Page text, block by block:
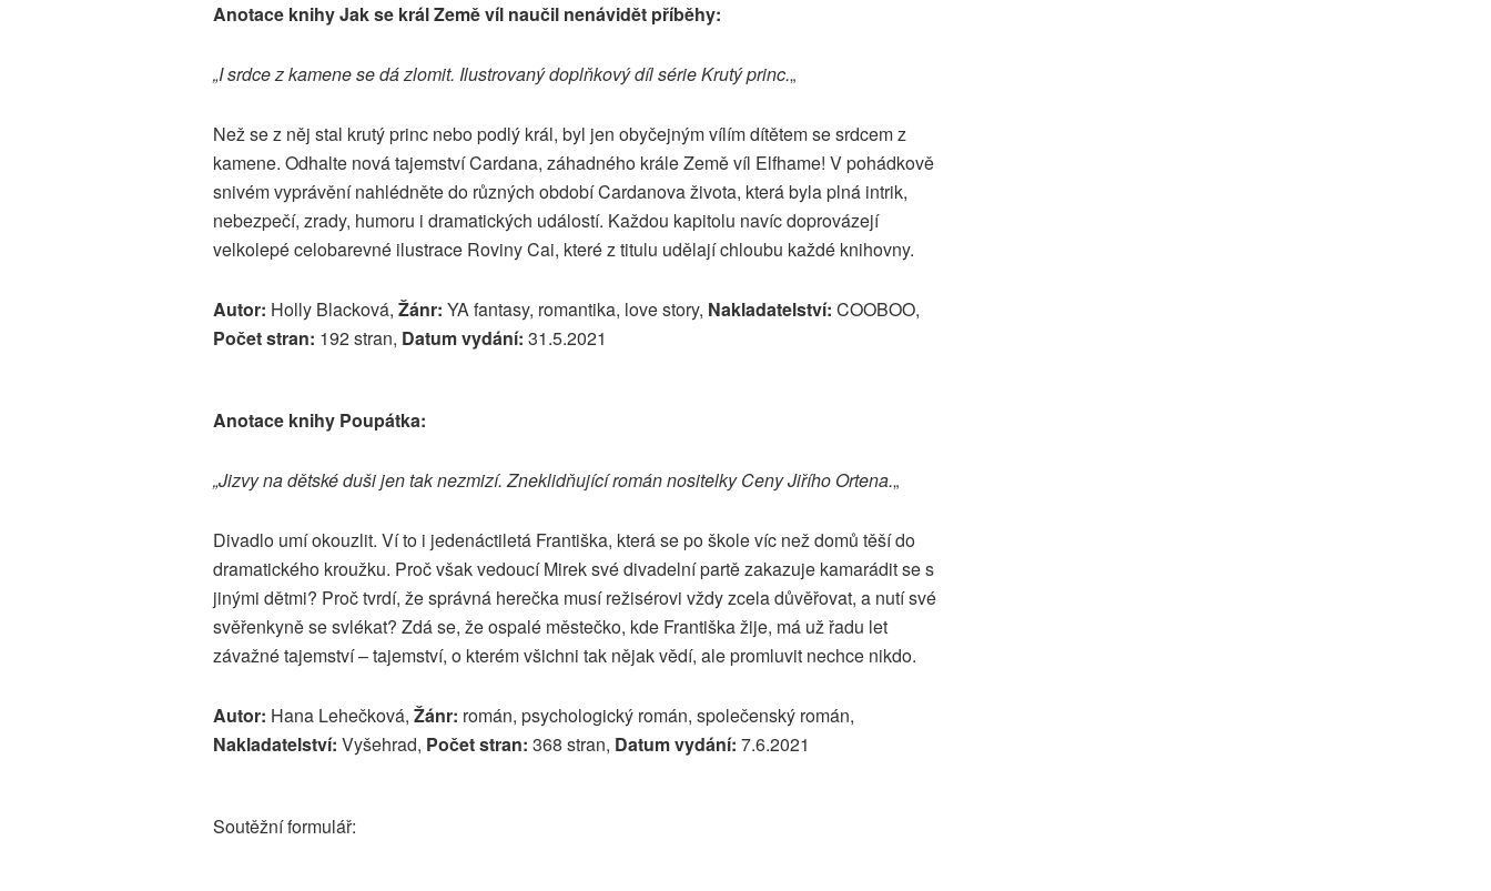
Anotace knihy Jak se král Země víl naučil nenávidět příběhy:
„I srdce z kamene se dá zlomit. Ilustrovaný doplňkový díl série Krutý princ.„
Než se z něj stal krutý princ nebo podlý král, byl jen obyčejným vílím dítětem se srdcem z
kamene. Odhalte nová tajemství Cardana, záhadného krále Země víl Elfhame! V pohádkově
snivém vyprávění nahlédněte do různých období Cardanova života, která byla plná intrik,
nebezpečí, zrady, humoru i dramatických událostí. Každou kapitolu navíc doprovázejí
velkolepé celobarevné ilustrace Roviny Cai, které z titulu udělají chloubu každé knihovny.
Autor: Holly Blacková, Žánr: YA fantasy, romantika, love story, Nakladatelství: COOBOO,
Počet stran: 192 stran, Datum vydání: 31.5.2021
Anotace knihy Poupátka:
„Jizvy na dětské duši jen tak nezmizí. Zneklidňující román nositelky Ceny Jiřího Ortena.„
Divadlo umí okouzlit. Ví to i jedenáctiletá Františka, která se po škole víc než domů těší do
dramatického kroužku. Proč však vedoucí Mirek své divadelní partě zakazuje kamarádit se s
jinými dětmi? Proč tvrdí, že správná herečka musí režisérovi vždy zcela důvěřovat, a nutí své
svěřenkyně se svlékat? Zdá se, že ospalé městečko, kde Františka žije, má už řadu let
závažné tajemství – tajemství, o kterém všichni tak nějak vědí, ale promluvit nechce nikdo.
Autor: Hana Lehečková, Žánr: román, psychologický román, společenský román,
Nakladatelství: Vyšehrad, Počet stran: 368 stran, Datum vydání: 7.6.2021
Soutěžní formulář: